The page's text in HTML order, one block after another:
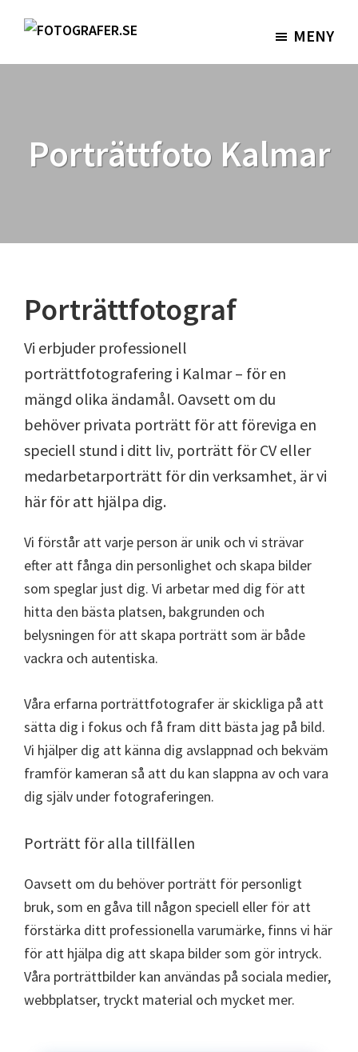
Fotografer.se MENY
Porträttfoto Kalmar
Porträttfotograf
Vi erbjuder professionell
porträttfotografering i Kalmar – för en
mängd olika ändamål. Oavsett om du
behöver privata porträtt för att föreviga en
speciell stund i ditt liv, porträtt för CV eller
medarbetarporträtt för din verksamhet, är vi
här för att hjälpa dig.
Vi förstår att varje person är unik och vi strävar
efter att fånga din personlighet och skapa bilder
som speglar just dig. Vi arbetar med dig för att
hitta den bästa platsen, bakgrunden och
belysningen för att skapa porträtt som är både
vackra och autentiska.
Våra erfarna porträttfotografer är skickliga på att
sätta dig i fokus och få fram ditt bästa jag på bild.
Vi hjälper dig att känna dig avslappnad och bekväm
framför kameran så att du kan slappna av och vara
dig själv under fotograferingen.
Porträtt för alla tillfällen
Oavsett om du behöver porträtt för personligt
bruk, som en gåva till någon speciell eller för att
förstärka ditt professionella varumärke, finns vi här
för att hjälpa dig att skapa bilder som gör intryck.
Våra porträttbilder kan användas på sociala medier,
webbplatser, tryckt material och mycket mer.